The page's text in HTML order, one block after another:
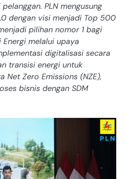
PLN mengusung
dengan visi menjadi Top 500
pilihan nomor 1 bagi
melalui upaya
digitalisasi secara
transisi energi untuk
Net Zero Emissions (NZE),
bisnis dengan SDM